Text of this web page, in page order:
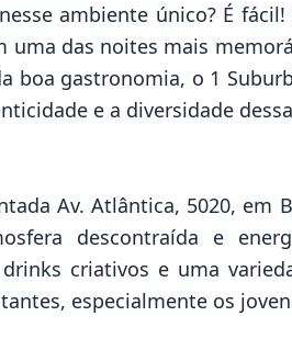
ambiente único? É
uma das noites mais
boa gastronomia, o 1
e a diversidade
Av. Atlântica, 5020,
descontraída e
drinks criativos e uma
especialmente os